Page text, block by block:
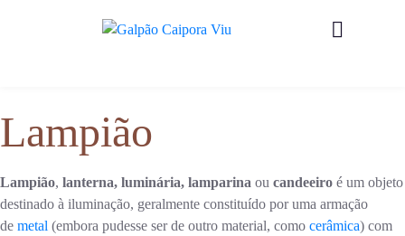
Lampião
Lampião, lanterna, luminária, lamparina ou candeeiro é um objeto
destinado à iluminação, geralmente constituído por uma armação
de metal (embora pudesse ser de outro material, como cerâmica) com